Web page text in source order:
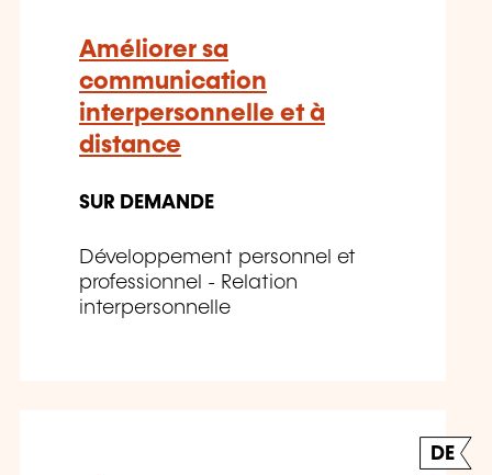
Améliorer sa
communication
interpersonnelle et à
distance
SUR DEMANDE
Développement personnel et
professionnel - Relation
interpersonnelle
DE